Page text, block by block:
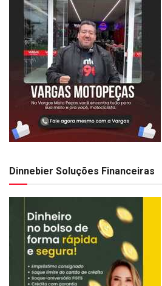
Dinnebier Soluções Financeiras